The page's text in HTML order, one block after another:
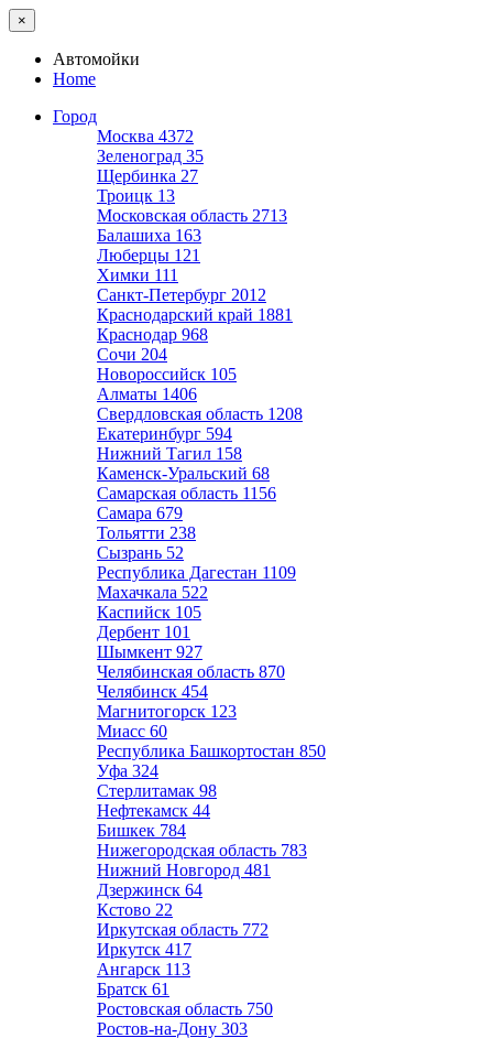
×
Автомойки
Home
Город
Москва 4372
Зеленоград 35
Щербинка 27
Троицк 13
Московская область 2713
Балашиха 163
Люберцы 121
Химки 111
Санкт-Петербург 2012
Краснодарский край 1881
Краснодар 968
Сочи 204
Новороссийск 105
Алматы 1406
Свердловская область 1208
Екатеринбург 594
Нижний Тагил 158
Каменск-Уральский 68
Самарская область 1156
Самара 679
Тольятти 238
Сызрань 52
Республика Дагестан 1109
Махачкала 522
Каспийск 105
Дербент 101
Шымкент 927
Челябинская область 870
Челябинск 454
Магнитогорск 123
Миасс 60
Республика Башкортостан 850
Уфа 324
Стерлитамак 98
Нефтекамск 44
Бишкек 784
Нижегородская область 783
Нижний Новгород 481
Дзержинск 64
Кстово 22
Иркутская область 772
Иркутск 417
Ангарск 113
Братск 61
Ростовская область 750
Ростов-на-Дону 303